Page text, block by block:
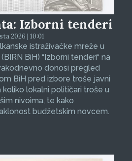
Izborni tenderi
2026 | 10:01
istraživačke mreže u
BiH) “Izborni tenderi“ na
donosi pregled
BiH pred izbore troše javni
lokalni političari troše u
nivoima, te kako
budžetskim novcem.